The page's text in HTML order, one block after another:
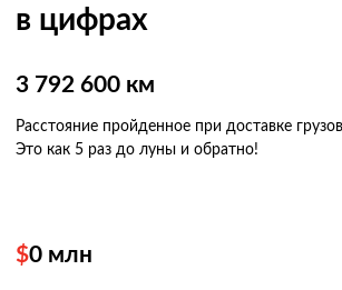
в цифрах
3 792 600 км
Расстояние пройденное при доставке
Это как 5 раз до луны и обратно!
$0 млн